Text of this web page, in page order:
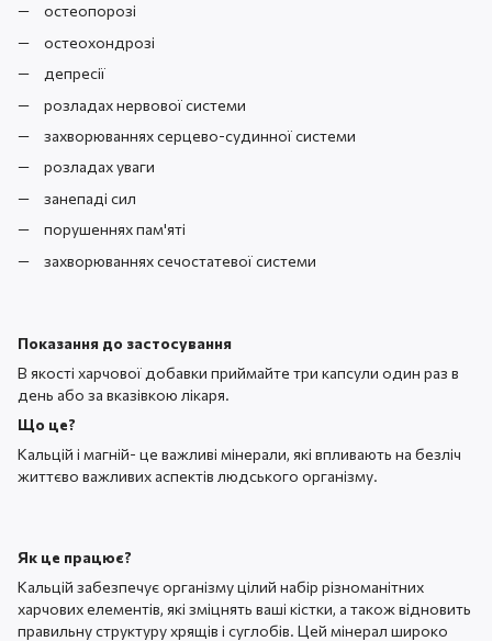
остеопорозі
остеохондрозі
депресії
розладах нервової системи
захворюваннях серцево-судинної системи
розладах уваги
занепаді сил
порушеннях пам'яті
захворюваннях сечостатевої системи
Показання до застосування
В якості харчової добавки приймайте три капсули один раз в
день або за вказівкою лікаря.
Що це?
Кальцій і магній- це важливі мінерали, які впливають на безліч
життєво важливих аспектів людського організму.
Як це працює?
Кальцій забезпечує організму цілий набір різноманітних
харчових елементів, які зміцнять ваші кістки, а також відновить
правильну структуру хрящів і суглобів. Цей мінерал широко